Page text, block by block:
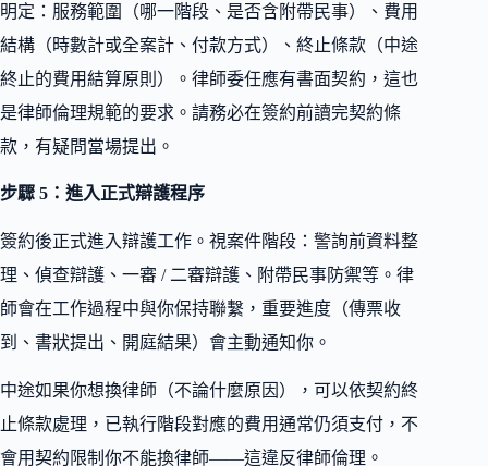
明定：服務範圍（哪一階段、是否含附帶民事）、費用
結構（時數計或全案計、付款方式）、終止條款（中途
終止的費用結算原則）。律師委任應有書面契約，這也
是律師倫理規範的要求。請務必在簽約前讀完契約條
款，有疑問當場提出。
步驟 5：進入正式辯護程序
簽約後正式進入辯護工作。視案件階段：警詢前資料整
理、偵查辯護、一審 / 二審辯護、附帶民事防禦等。律
師會在工作過程中與你保持聯繫，重要進度（傳票收
到、書狀提出、開庭結果）會主動通知你。
中途如果你想換律師（不論什麼原因），可以依契約終
止條款處理，已執行階段對應的費用通常仍須支付，不
會用契約限制你不能換律師——這違反律師倫理。